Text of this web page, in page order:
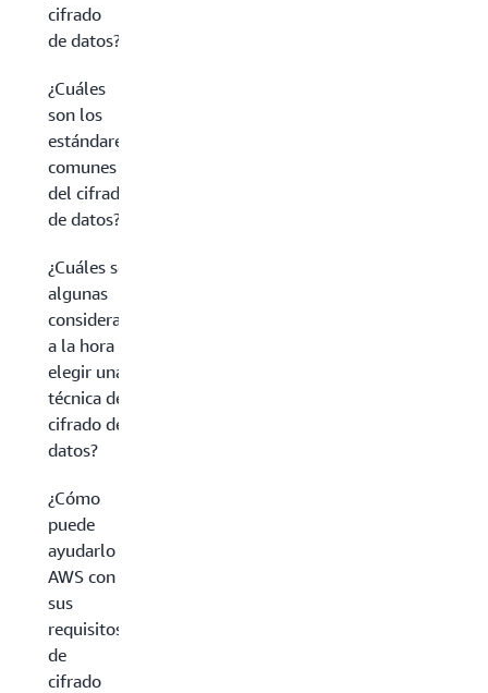
cifrado
de datos?
¿Cuáles
son los
estándares
comunes
del cifrado
de datos?
¿Cuáles son
algunas
consideraciones
a la hora de
elegir una
técnica de
cifrado de
datos?
¿Cómo
puede
ayudarlo
AWS con
sus
requisitos
de
cifrado